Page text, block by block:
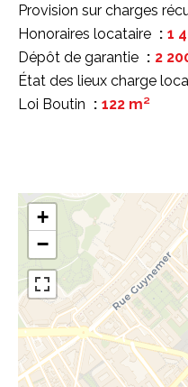
Provision sur charges
Honoraires locataire
1
Dépôt de garantie
2
État des lieux charge
Loi Boutin
122 m²
+
−